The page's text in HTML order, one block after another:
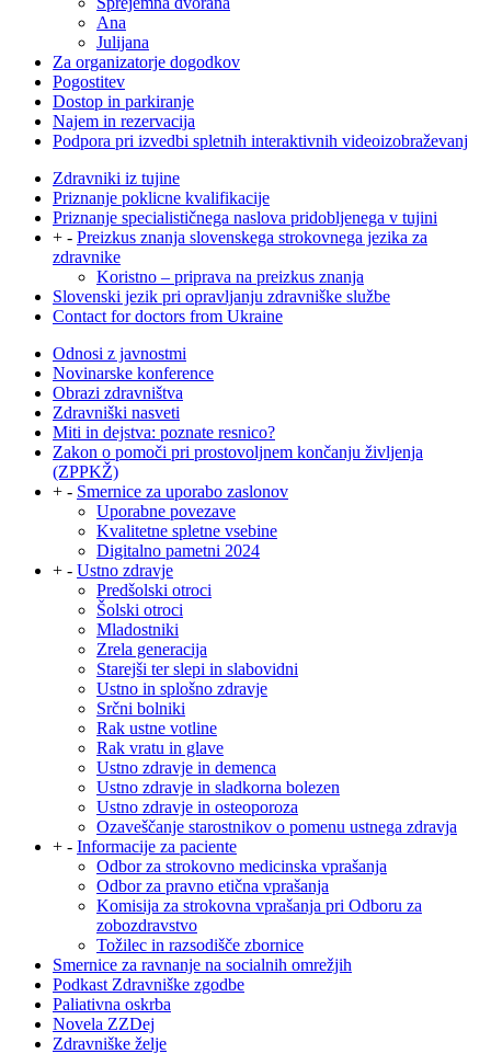
Ana
Julijana
Za organizatorje dogodkov
Pogostitev
Dostop in parkiranje
Najem in rezervacija
Podpora pri izvedbi spletnih interaktivnih videoizobraževanj
Zdravniki iz tujine
Priznanje poklicne kvalifikacije
Priznanje specialističnega naslova pridobljenega v tujini
+ - Preizkus znanja slovenskega strokovnega jezika za
zdravnike
Koristno – priprava na preizkus znanja
Slovenski jezik pri opravljanju zdravniške službe
Contact for doctors from Ukraine
Odnosi z javnostmi
Novinarske konference
Obrazi zdravništva
Zdravniški nasveti
Miti in dejstva: poznate resnico?
Zakon o pomoči pri prostovoljnem končanju življenja
(ZPPKŽ)
+ - Smernice za uporabo zaslonov
Uporabne povezave
Kvalitetne spletne vsebine
Digitalno pametni 2024
+ - Ustno zdravje
Predšolski otroci
Šolski otroci
Mladostniki
Zrela generacija
Starejši ter slepi in slabovidni
Ustno in splošno zdravje
Srčni bolniki
Rak ustne votline
Rak vratu in glave
Ustno zdravje in demenca
Ustno zdravje in sladkorna bolezen
Ustno zdravje in osteoporoza
Ozaveščanje starostnikov o pomenu ustnega zdravja
+ - Informacije za paciente
Odbor za strokovno medicinska vprašanja
Odbor za pravno etična vprašanja
Komisija za strokovna vprašanja pri Odboru za
zobozdravstvo
Tožilec in razsodišče zbornice
Smernice za ravnanje na socialnih omrežjih
Podkast Zdravniške zgodbe
Paliativna oskrba
Novela ZZDej
Zdravniške želje